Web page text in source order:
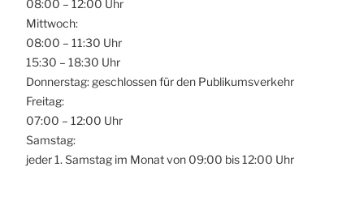
08:00 – 12:00 Uhr
Mittwoch:
08:00 – 11:30 Uhr
15:30 – 18:30 Uhr
Donnerstag: geschlossen für den Publikumsverkehr
Freitag:
07:00 – 12:00 Uhr
Samstag:
jeder 1. Samstag im Monat von 09:00 bis 12:00 Uhr